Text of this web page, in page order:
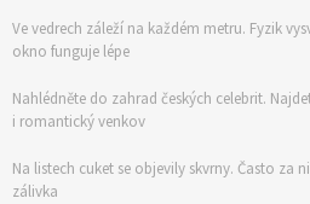
Ve vedrech záleží na každém metru. Fyzik
okno funguje lépe
Nahlédněte do zahrad českých celebrit.
i romantický venkov
Na listech cuket se objevily skvrny. Často za
zálivka